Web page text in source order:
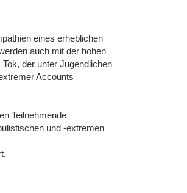
eines erheblichen
auch mit der hohen
der unter Jugendlichen
Accounts
Teilnehmende
und -extremen